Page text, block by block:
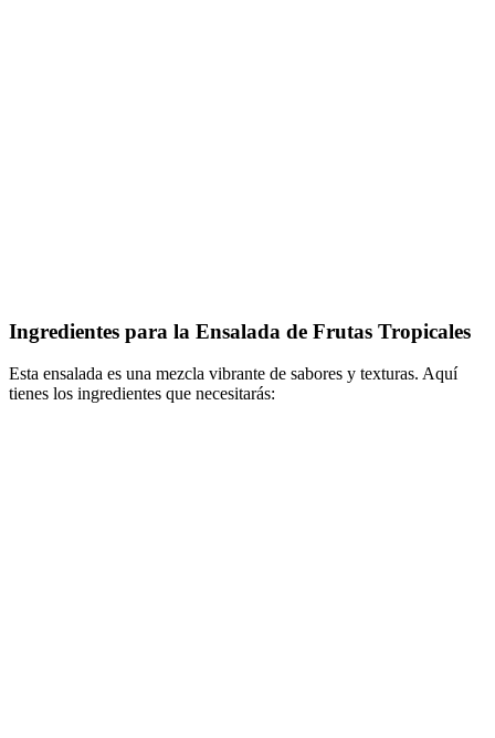
Ingredientes para la Ensalada de Frutas Tropicales
Esta ensalada es una mezcla vibrante de sabores y texturas. Aquí
tienes los ingredientes que necesitarás: